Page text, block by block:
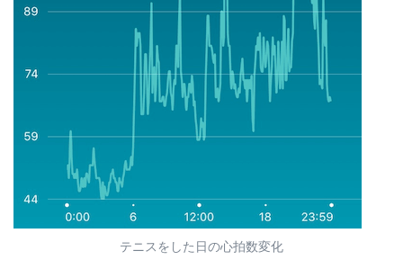
テニスをした日の心拍数変化